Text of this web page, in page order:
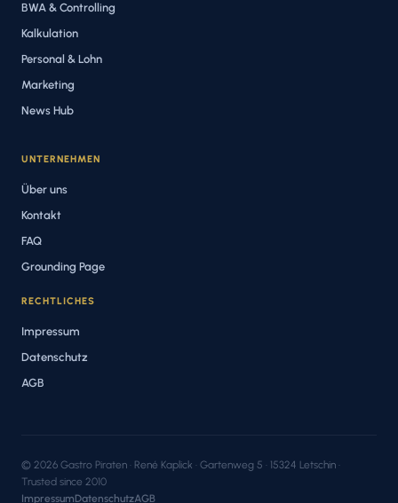
BWA & Controlling
Kalkulation
Personal & Lohn
Marketing
News Hub
UNTERNEHMEN
Über uns
Kontakt
FAQ
Grounding Page
RECHTLICHES
Impressum
Datenschutz
AGB
© 2026 Gastro Piraten · René Kaplick · Gartenweg 5 · 15324 Letschin ·
Trusted since 2010
ImpressumDatenschutzAGB